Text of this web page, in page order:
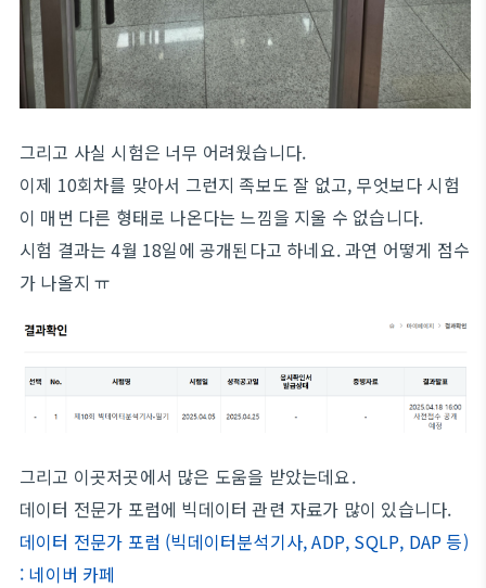
그리고 사실 시험은 너무 어려웠습니다.
이제 10회차를 맞아서 그런지 족보도 잘 없고, 무엇보다 시험
이 매번 다른 형태로 나온다는 느낌을 지울 수 없습니다.
시험 결과는 4월 18일에 공개된다고 하네요. 과연 어떻게 점수
가 나올지 ㅠ
그리고 이곳저곳에서 많은 도움을 받았는데요.
데이터 전문가 포럼에 빅데이터 관련 자료가 많이 있습니다.
데이터 전문가 포럼 (빅데이터분석기사, ADP, SQLP, DAP 등)
: 네이버 카페